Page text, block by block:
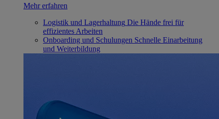
Mehr erfahren
Logistik und Lagerhaltung Die Hände frei für
effizientes Arbeiten
Onboarding und Schulungen Schnelle Einarbeitung
und Weiterbildung